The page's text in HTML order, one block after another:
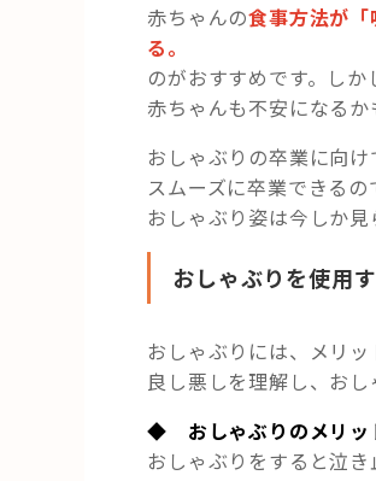
赤ちゃんの食事方法が
る。
のがおすすめです。し
赤ちゃんも不安になるか
おしゃぶりの卒業に向
スムーズに卒業できるの
おしゃぶり姿は今しか
おしゃぶりを使用
おしゃぶりには、メリッ
良し悪しを理解し、おし
◆ おしゃぶりのメリッ
おしゃぶりをすると泣